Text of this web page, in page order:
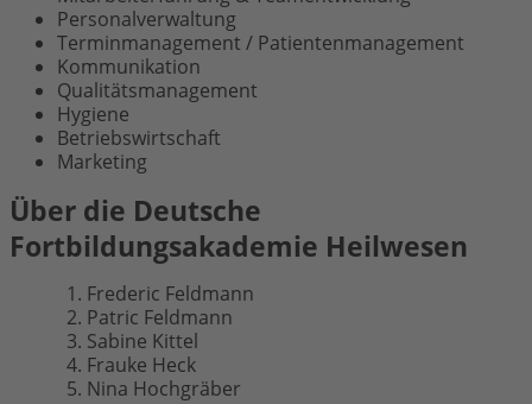
Personalverwaltung
Terminmanagement / Patientenmanagement
Kommunikation
Qualitätsmanagement
Hygiene
Betriebswirtschaft
Marketing
Über die Deutsche
Fortbildungsakademie Heilwesen
Frederic Feldmann
Patric Feldmann
Sabine Kittel
Frauke Heck
Nina Hochgräber